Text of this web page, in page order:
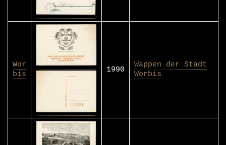
Wor
bis
1990
Wappen der Stadt
Worbis